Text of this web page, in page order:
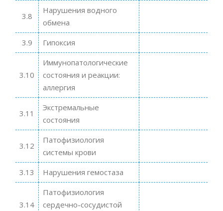
3.8
Нарушения водного
обмена
3.9
Гипоксия
3.10
Иммунопатологические
состояния и реакции:
аллергия
3.11
Экстремальные
состояния
3.12
Патофизиология
системы крови
3.13
Нарушения гемостаза
3.14
Патофизиология
сердечно-сосудистой